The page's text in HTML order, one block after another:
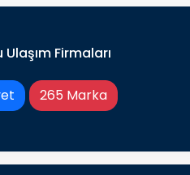
Firmaları
265 Marka